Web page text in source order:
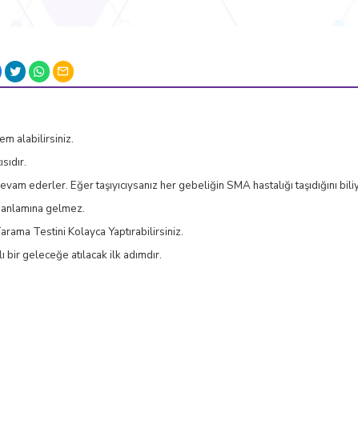
alabilirsiniz.
ederler. Eğer taşıyıcıysanız her gebeliğin SMA hastalığı taşıdığını
anlamına gelmez.
Testini Kolayca Yaptırabilirsiniz.
bir geleceğe atılacak ilk adımdır.